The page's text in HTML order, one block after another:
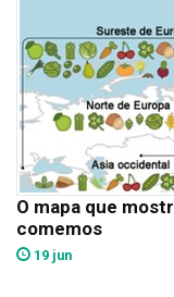
O mapa que
comemos
19 jun